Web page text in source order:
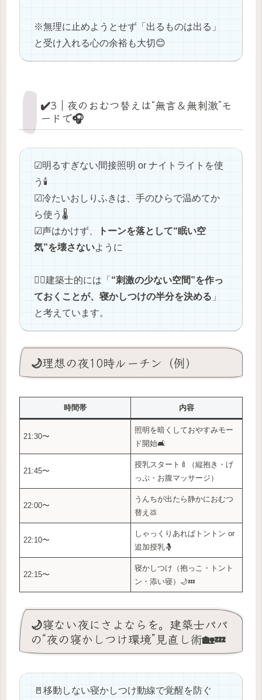
※無理に止めようとせず「出るものは出る」
と受け入れる心の余裕も大切😊
✔️3｜夜のおむつ替えは“無言＆無刺激”モ
ードで🎧
☑明るすぎない間接照明 or ナイトライトを使
う🕯️
☑冷たいおしりふきは、手のひらで温めてか
ら使う🌡️
☑声はかけず、
トーンを落として“眠い空
気”を壊さないように
👷‍♂️建築士的には「 “刺激の少ない空間”を作っ
ておくことが、寝かしつけの半分を決める 」
と考えています。
🌙理想の夜10時ルーチン（例）
時間帯 内容
21:30〜
照明を暗くしておやすみモー
ド開始🛋️
21:45〜
授乳スタート🍼（縦抱き・げ
っぷ・お腹マッサージ）
22:00〜
うんちが出たら静かにおむつ
替え💩
22:10〜
しゃっくりあればトントン or
追加授乳🤱
22:15〜
寝かしつけ（抱っこ・トント
ン・添い寝）🌙💤
🌙寝ない夜にさよならを。建築士パパ
の“夜の寝かしつけ環境”見直し術🏡💤
🚪移動しない寝かしつけ動線で覚醒を防ぐ